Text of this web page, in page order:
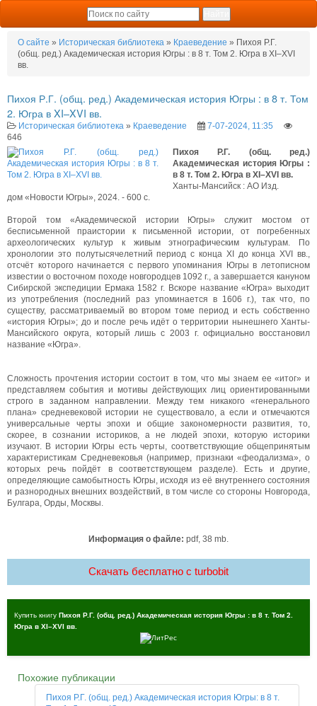
О сайте » Историческая библиотека » Краеведение » Пихоя Р.Г.
(общ. ред.) Академическая история Югры : в 8 т. Том 2. Югра в XI–XVI
вв.
Пихоя Р.Г. (общ. ред.) Академическая история Югры : в 8 т. Том
2. Югра в XI–XVI вв.
Историческая библиотека » Краеведение
7-07-2024, 11:35
646
Пихоя Р.Г. (общ. ред.)
Академическая история Югры :
в 8 т. Том 2. Югра в XI–XVI вв.
Ханты-Мансийск : АО Изд.
дом «Новости Югры», 2024. - 600 с.
Второй том «Академической истории Югры» служит мостом от
бесписьменной праистории к письменной истории, от погребенных
археологических культур к живым этнографическим культурам. По
хронологии это полутысячелетний период с конца XI до конца XVI вв.,
отсчёт которого начинается с первого упоминания Югры в летописном
известии о восточном походе новгородцев 1092 г., а завершается кануном
Сибирской экспедиции Ермака 1582 г. Вскоре название «Югра» выходит
из употребления (последний раз упоминается в 1606 г.), так что, по
существу, рассматриваемый во втором томе период и есть собственно
«история Югры»; до и после речь идёт о территории нынешнего Ханты-
Мансийского округа, который лишь с 2003 г. официально восстановил
название «Югра».
Сложность прочтения истории состоит в том, что мы знаем ее «итог» и
представляем события и мотивы действующих лиц ориентированными
строго в заданном направлении. Между тем никакого «генерального
плана» средневековой истории не существовало, а если и отмечаются
универсальные черты эпохи и общие закономерности развития, то,
скорее, в сознании историков, а не людей эпохи, которую историки
изучают. В истории Югры есть черты, соответствующие общепринятым
характеристикам Средневековья (например, признаки «феодализма», о
которых речь пойдёт в соответствующем разделе). Есть и другие,
определяющие самобытность Югры, исходя из её внутреннего состояния
и разнородных внешних воздействий, в том числе со стороны Новгорода,
Булгара, Орды, Москвы.
Информация о файле: pdf, 38 mb.
Скачать бесплатно c turbobit
Купить книгу Пихоя Р.Г. (общ. ред.) Академическая история Югры : в 8 т. Том 2.
Югра в XI–XVI вв.
Похожие публикации
Пихоя Р.Г. (общ. ред.) Академическая история Югры: в 8 т.